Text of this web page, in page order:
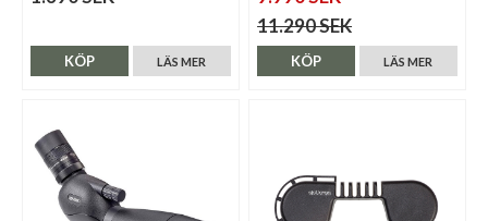
LÄS MER
KÖP
11.290 SEK
LÄS MER
KÖP